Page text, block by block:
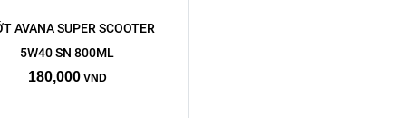
AVANA SUPER SCOOTER
5W40 SN 800ML
180,000 VND